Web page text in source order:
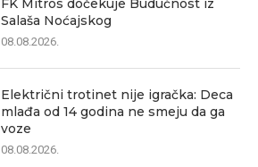
FK Mitros dočekuje Budućnost iz
Salaša Noćajskog
08.08.2026.
Električni trotinet nije igračka: Deca
mlađa od 14 godina ne smeju da ga
voze
08.08.2026.